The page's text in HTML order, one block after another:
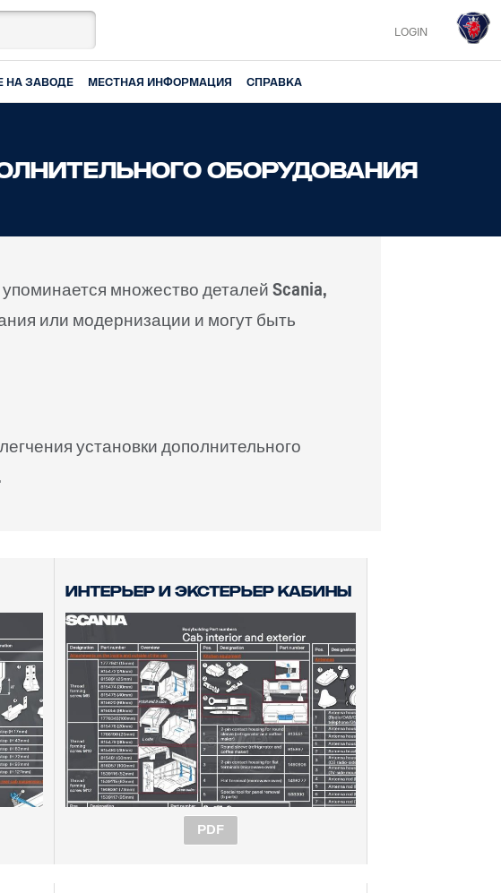
LOGIN
НА ЗАВОДЕ МЕСТНАЯ ИНФОРМАЦИЯ СПРАВКА
ОБОРУДОВАНИЯ
множество деталей Scania,
или модернизации и могут быть
установки дополнительного
интерьер и экстерьер кабины
PDF